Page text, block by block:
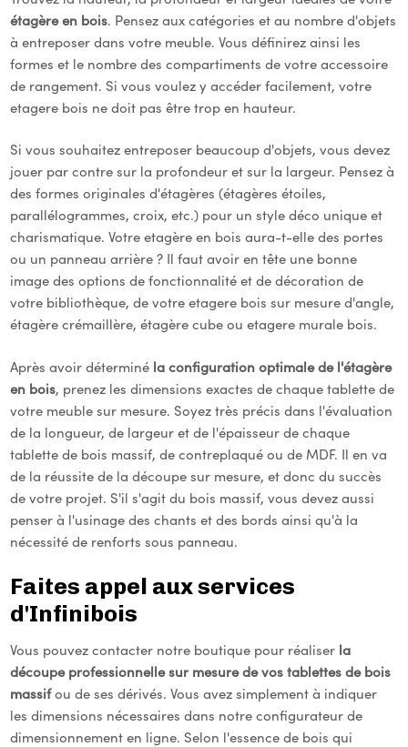
étagère en bois. Pensez aux catégories et au nombre d'objets
à entreposer dans votre meuble. Vous définirez ainsi les
formes et le nombre des compartiments de votre accessoire
de rangement. Si vous voulez y accéder facilement, votre
etagere bois ne doit pas être trop en hauteur.
Si vous souhaitez entreposer beaucoup d'objets, vous devez
jouer par contre sur la profondeur et sur la largeur. Pensez à
des formes originales d'étagères (étagères étoiles,
parallélogrammes, croix, etc.) pour un style déco unique et
charismatique. Votre etagère en bois aura-t-elle des portes
ou un panneau arrière ? Il faut avoir en tête une bonne
image des options de fonctionnalité et de décoration de
votre bibliothèque, de votre etagere bois sur mesure d'angle,
étagère crémaillère, étagère cube ou etagere murale bois.
Après avoir déterminé la configuration optimale de l'étagère
en bois, prenez les dimensions exactes de chaque tablette de
votre meuble sur mesure. Soyez très précis dans l'évaluation
de la longueur, de largeur et de l'épaisseur de chaque
tablette de bois massif, de contreplaqué ou de MDF. Il en va
de la réussite de la découpe sur mesure, et donc du succès
de votre projet. S'il s'agit du bois massif, vous devez aussi
penser à l'usinage des chants et des bords ainsi qu'à la
nécessité de renforts sous panneau.
Faites appel aux services
d'Infinibois
Vous pouvez contacter notre boutique pour réaliser la
découpe professionnelle sur mesure de vos tablettes de bois
massifou de ses dérivés. Vous avez simplement à indiquer
les dimensions nécessaires dans notre configurateur de
dimensionnement en ligne. Selon l'essence de bois qui